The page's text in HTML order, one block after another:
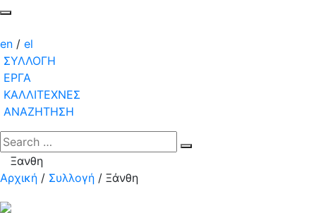
en / el
ΣΥΛΛΟΓΗ
ΕΡΓΑ
ΚΑΛΛΙΤΕΧΝΕΣ
ΑΝΑΖΗΤΗΣΗ
Ξανθη
Αρχική / Συλλογή / Ξάνθη